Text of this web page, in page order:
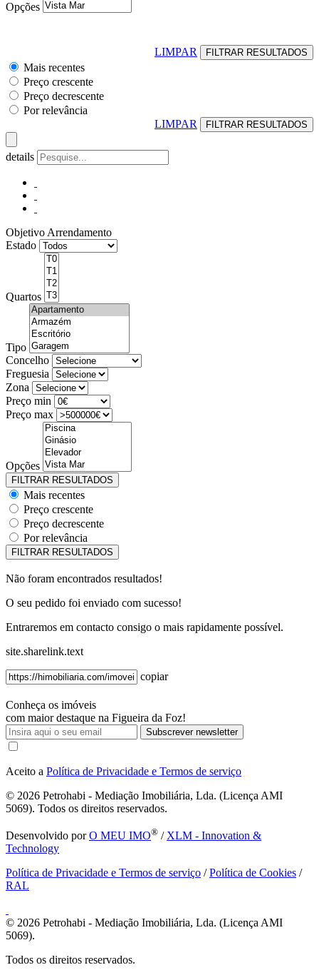
Opções
LIMPAR
Mais recentes
Preço crescente
Preço decrescente
Por relevância
LIMPAR
details
Objetivo Arrendamento
Estado
Quartos
Tipo
Concelho
Freguesia
Zona
Preço min
Preço max
Opções
Mais recentes
Preço crescente
Preço decrescente
Por relevância
Não foram encontrados resultados!
O seu pedido foi enviado com sucesso!
Entraremos em contacto consigo o mais rapidamente possível.
site.sharelink.text
copiar
Conheça os imóveis
com maior destaque na Figueira da Foz!
Subscrever newsletter
Aceito a Política de Privacidade e Termos de serviço
© 2026 Petrohabi - Mediação Imobiliária, Lda. (Licença AMI
5069). Todos os direitos reservados.
Desenvolvido porO MEU IMO® / XLM - Innovation &
Technology
Política de Privacidade e Termos de serviço /Política de Cookies /
RAL
© 2026 Petrohabi - Mediação Imobiliária, Lda. (Licença AMI
5069).
Todos os direitos reservados.